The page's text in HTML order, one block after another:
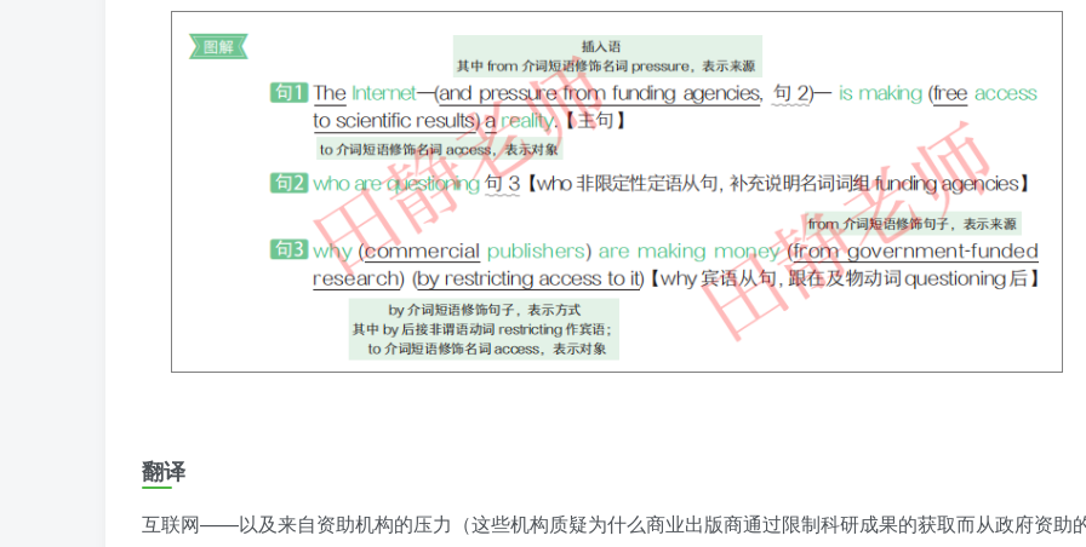
翻译
互联网——以及来自资助机构的压力（这些机构质疑为什么商业出版商通过限制科研成果的获取而从政府资助